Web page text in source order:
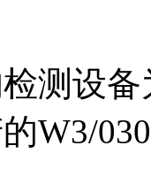
测设
W3/